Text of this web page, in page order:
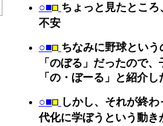
○■ ちょっと見たとこ
不安
○■ ちなみに野球とい
「のぼる」だったので
「の・ぼーる」と紹介し
○■ しかし、それが終
代化に学ぼうという動き